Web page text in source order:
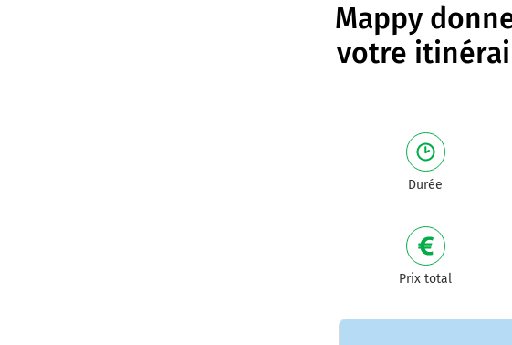
Mappy
votre
Durée
Prix total